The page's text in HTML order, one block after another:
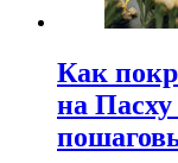
Как
на